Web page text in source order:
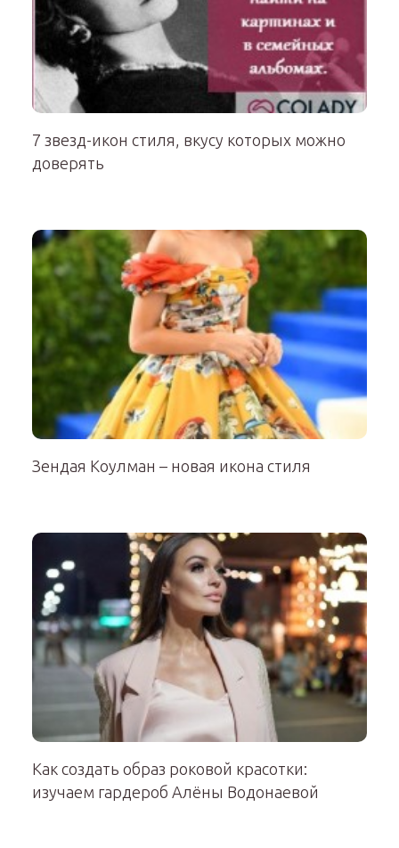
7 звезд-икон стиля, вкусу которых можно
доверять
Зендая Коулман – новая икона стиля
Как создать образ роковой красотки:
изучаем гардероб Алёны Водонаевой